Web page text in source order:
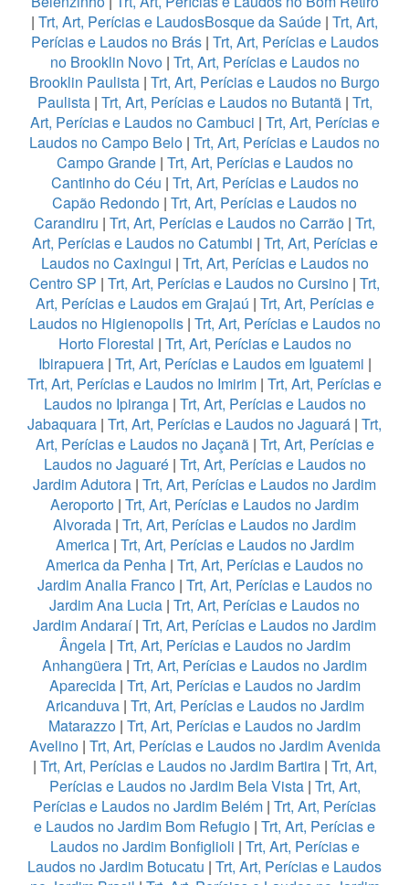
| Trt, Art, Perícias e LaudosBosque da Saúde | Trt, Art,
Perícias e Laudos no Brás| Trt, Art, Perícias e Laudos
no Brooklin Novo| Trt, Art, Perícias e Laudos no
Brooklin Paulista | Trt, Art, Perícias e Laudos no Burgo
Paulista| Trt, Art, Perícias e Laudos no Butantã| Trt,
Art, Perícias e Laudos no Cambuci | Trt, Art, Perícias e
Laudos no Campo Belo | Trt, Art, Perícias e Laudos no
Campo Grande| Trt, Art, Perícias e Laudos no
Cantinho do Céu | Trt, Art, Perícias e Laudos no
Capão Redondo | Trt, Art, Perícias e Laudos no
Carandiru | Trt, Art, Perícias e Laudos no Carrão | Trt,
Art, Perícias e Laudos no Catumbi | Trt, Art, Perícias e
Laudos no Caxingui | Trt, Art, Perícias e Laudos no
Centro SP | Trt, Art, Perícias e Laudos no Cursino | Trt,
Art, Perícias e Laudos em Grajaú | Trt, Art, Perícias e
Laudos no Higienopolis| Trt, Art, Perícias e Laudos no
Horto Florestal | Trt, Art, Perícias e Laudos no
Ibirapuera| Trt, Art, Perícias e Laudos em Iguatemi |
Trt, Art, Perícias e Laudos no Imirim | Trt, Art, Perícias e
Laudos no Ipiranga| Trt, Art, Perícias e Laudos no
Jabaquara | Trt, Art, Perícias e Laudos no Jaguará | Trt,
Art, Perícias e Laudos no Jaçanã| Trt, Art, Perícias e
Laudos no Jaguaré| Trt, Art, Perícias e Laudos no
Jardim Adutora | Trt, Art, Perícias e Laudos no Jardim
Aeroporto | Trt, Art, Perícias e Laudos no Jardim
Alvorada | Trt, Art, Perícias e Laudos no Jardim
America| Trt, Art, Perícias e Laudos no Jardim
America da Penha | Trt, Art, Perícias e Laudos no
Jardim Analia Franco| Trt, Art, Perícias e Laudos no
Jardim Ana Lucia | Trt, Art, Perícias e Laudos no
Jardim Andaraí| Trt, Art, Perícias e Laudos no Jardim
Ângela| Trt, Art, Perícias e Laudos no Jardim
Anhangüera | Trt, Art, Perícias e Laudos no Jardim
Aparecida| Trt, Art, Perícias e Laudos no Jardim
Aricanduva| Trt, Art, Perícias e Laudos no Jardim
Matarazzo | Trt, Art, Perícias e Laudos no Jardim
Avelino| Trt, Art, Perícias e Laudos no Jardim Avenida
| Trt, Art, Perícias e Laudos no Jardim Bartira| Trt, Art,
Perícias e Laudos no Jardim Bela Vista| Trt, Art,
Perícias e Laudos no Jardim Belém | Trt, Art, Perícias
e Laudos no Jardim Bom Refugio | Trt, Art, Perícias e
Laudos no Jardim Bonfiglioli | Trt, Art, Perícias e
Laudos no Jardim Botucatu | Trt, Art, Perícias e Laudos